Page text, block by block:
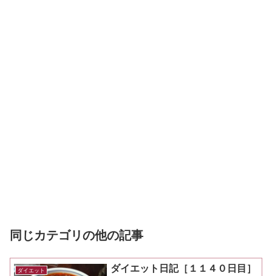
同じカテゴリの他の記事
ダイエット ダイエット日記［１１４０日目］